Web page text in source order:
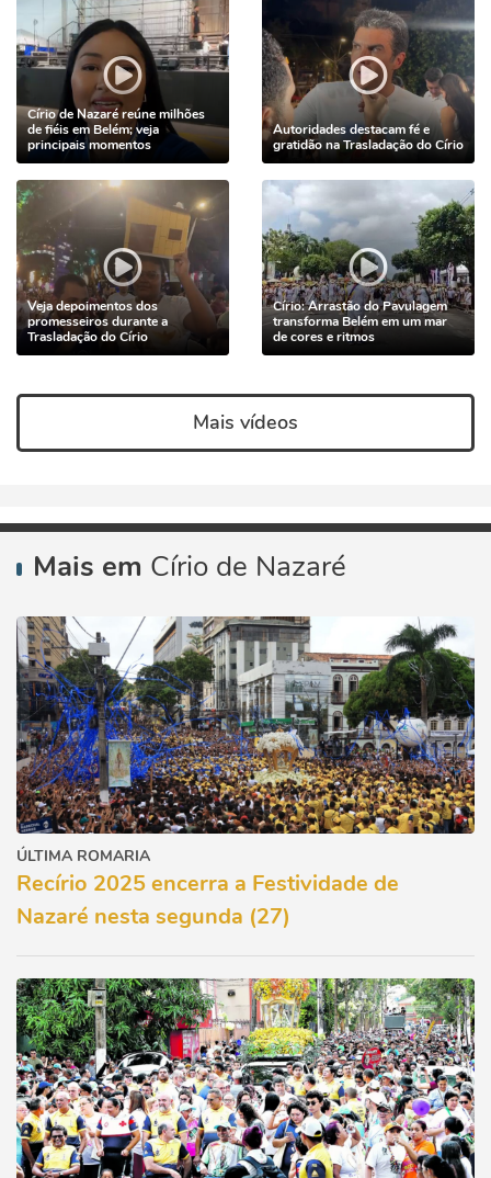
Círio de Nazaré reúne milhões
de fiéis em Belém; veja
principais momentos
Autoridades destacam fé e
gratidão na Trasladação do Círio
Veja depoimentos dos
promesseiros durante a
Trasladação do Círio
Círio: Arrastão do Pavulagem
transforma Belém em um mar
de cores e ritmos
Mais vídeos
Mais em Círio de Nazaré
ÚLTIMA ROMARIA
Recírio 2025 encerra a Festividade de
Nazaré nesta segunda (27)